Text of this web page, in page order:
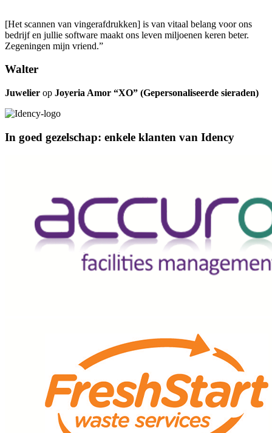
[Het scannen van vingerafdrukken] is van vitaal belang voor ons
bedrijf en jullie software maakt ons leven miljoenen keren beter.
Zegeningen mijn vriend.”
Walter
Juwelier op Joyeria Amor “XO” (Gepersonaliseerde sieraden)
In goed gezelschap: enkele klanten van Idency